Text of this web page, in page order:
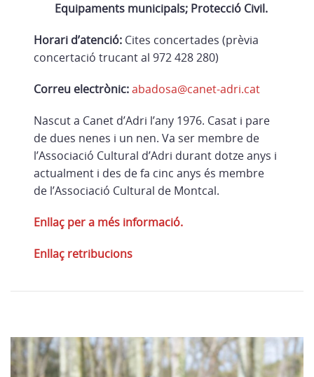
Equipaments municipals; Protecció Civil.
Horari d’atenció: Cites concertades (prèvia
concertació trucant al 972 428 280)
Correu electrònic: abadosa@canet-adri.cat
Nascut a Canet d’Adri l’any 1976. Casat i pare
de dues nenes i un nen. Va ser membre de
l’Associació Cultural d’Adri durant dotze anys i
actualment i des de fa cinc anys és membre
de l’Associació Cultural de Montcal.
Enllaç per a més informació.
Enllaç retribucions